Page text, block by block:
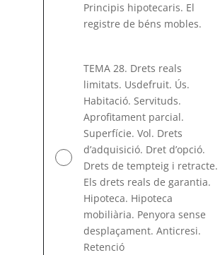
Principis hipotecaris. El
registre de béns mobles.
TEMA 28. Drets reals
limitats. Usdefruit. Ús.
Habitació. Servituds.
Aprofitament parcial.
Superfície. Vol. Drets
d’adquisició. Dret d’opció.
Drets de tempteig i retracte.
Els drets reals de garantia.
Hipoteca. Hipoteca
mobiliària. Penyora sense
desplaçament. Anticresi.
Retenció